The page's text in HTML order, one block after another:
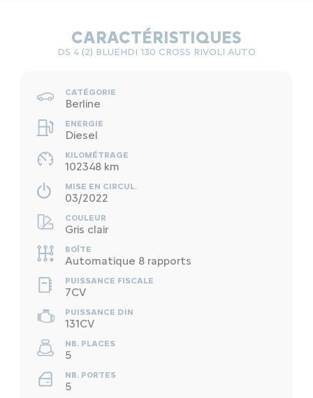
CARACTÉRISTIQUES
DS 4 (2) BLUEHDI 130 CROSS RIVOLI AUTO
CATÉGORIE
Berline
ENERGIE
Diesel
KILOMÉTRAGE
102348 km
MISE EN CIRCUL.
03/2022
COULEUR
Gris clair
BOÎTE
Automatique 8 rapports
PUISSANCE FISCALE
7CV
PUISSANCE DIN
131CV
NB. PLACES
5
NB. PORTES
5